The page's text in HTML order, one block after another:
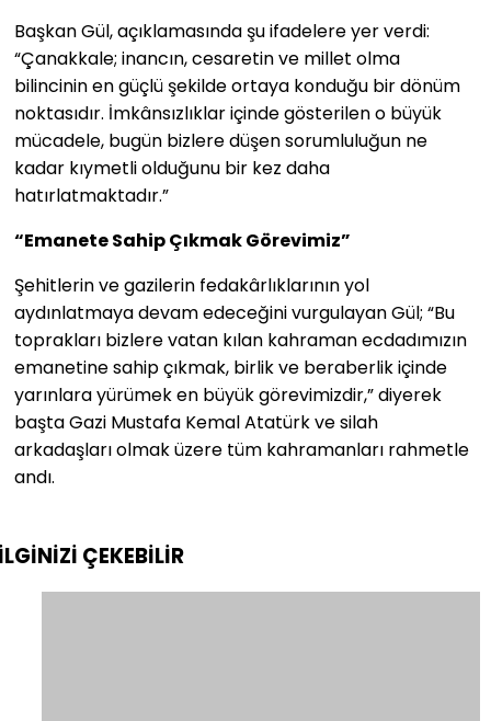
Başkan Gül, açıklamasında şu ifadelere yer verdi:
“Çanakkale; inancın, cesaretin ve millet olma
bilincinin en güçlü şekilde ortaya konduğu bir dönüm
noktasıdır. İmkânsızlıklar içinde gösterilen o büyük
mücadele, bugün bizlere düşen sorumluluğun ne
kadar kıymetli olduğunu bir kez daha
hatırlatmaktadır.”
“Emanete Sahip Çıkmak Görevimiz”
Şehitlerin ve gazilerin fedakârlıklarının yol
aydınlatmaya devam edeceğini vurgulayan Gül; “Bu
toprakları bizlere vatan kılan kahraman ecdadımızın
emanetine sahip çıkmak, birlik ve beraberlik içinde
yarınlara yürümek en büyük görevimizdir,” diyerek
başta Gazi Mustafa Kemal Atatürk ve silah
arkadaşları olmak üzere tüm kahramanları rahmetle
andı.
ÇEKEBİLİR